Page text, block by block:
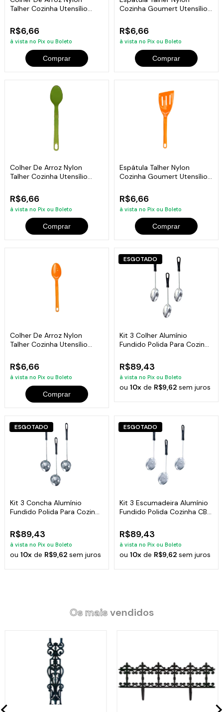
Talher Cozinha Utensílio
R$6,66
à vista no Pix ou Boleto
Comprar
Cozinha Goumert Utensílio
R$6,66
à vista no Pix ou Boleto
Comprar
Colher De Arroz Nylon
Talher Cozinha Utensílio
R$6,66
à vista no Pix ou Boleto
Comprar
Espátula Talher Nylon
Cozinha Goumert Utensílio
R$6,66
à vista no Pix ou Boleto
Comprar
Colher De Arroz Nylon
Talher Cozinha Utensílio
R$6,66
à vista no Pix ou Boleto
Comprar
ESGOTADO
Kit 3 Colher Alumínio
Fundido Polida Para Cozinha
R$89,43
à vista no Pix ou Boleto
ou 10xde R$9,62 sem juros
ESGOTADO
Kit 3 Concha Alumínio
Fundido Polida Para Cozinha
R$89,43
à vista no Pix ou Boleto
ou10x de R$9,62sem juros
ESGOTADO
Kit 3 Escumadeira Alumínio
Fundido Polida Cozinha CB
R$89,43
à vista no Pix ou Boleto
ou 10xde R$9,62 sem juros
Os maisvendidos